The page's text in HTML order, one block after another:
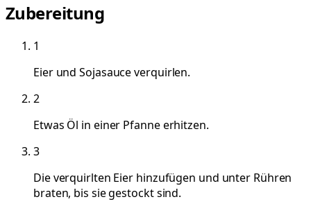
Zubereitung
1
Eier und Sojasauce verquirlen.
2
Etwas Öl in einer Pfanne erhitzen.
3
Die verquirlten Eier hinzufügen und unter Rühren
braten, bis sie gestockt sind.